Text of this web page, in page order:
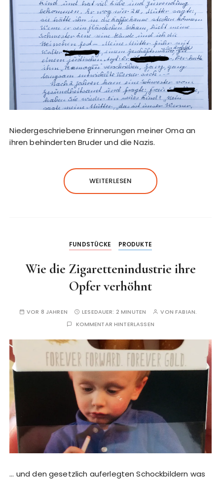
Niedergeschriebene Erinnerungen meiner Oma an
ihren behinderten Bruder und die Nazis.
WEITERLESEN
FUNDSTÜCKE PRODUKTE
Wie die Zigarettenindustrie ihre
Opfer verhöhnt
VOR 8 JAHREN LESEDAUER: 2 MINUTEN VONFABIAN.
KOMMENTAR HINTERLASSEN
… und den gesetzlich auferlegten Schockbildern was